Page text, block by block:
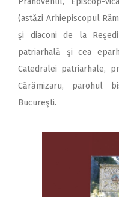
(astăzi Arhiepiscopul
şi diaconi de la
patriarhală şi cea
Catedralei patriarhale,
Cărămizaru, parohul
Bucureşti.